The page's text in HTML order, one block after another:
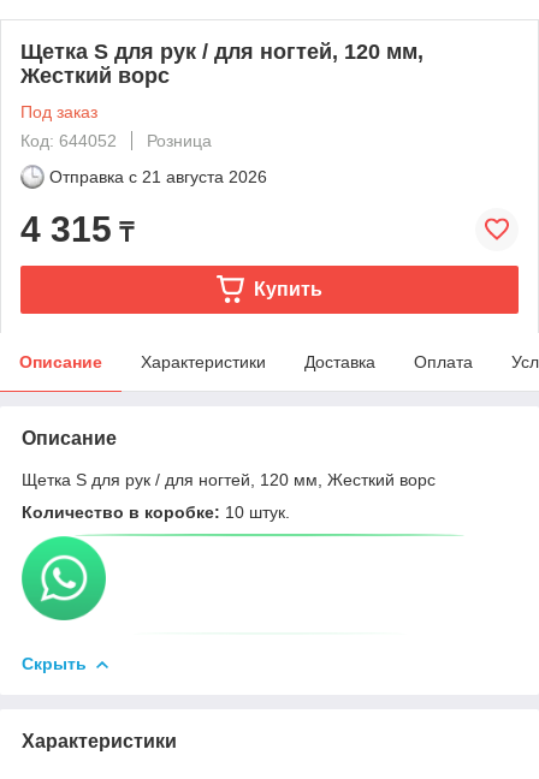
Щетка S для рук / для ногтей, 120 мм,
Жесткий ворс
Под заказ
Код: 644052
Розница
Отправка с 21 августа 2026
4 315 ₸
Купить
Описание Характеристики Доставка Оплата
Описание
Щетка S для рук / для ногтей, 120 мм, Жесткий ворс
Количество в коробке: 10 штук.
Скрыть
Характеристики